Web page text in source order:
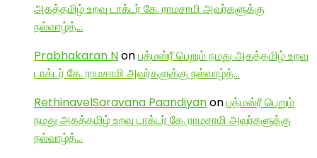
அகத்தமிழ் உறவு டாக்டர் கே. ராமசாமி அவர்களுக்கு
நல்வாழ்த்…
Prabhakaran Nonபத்மஸ்ரீ பெறும் நமது அகத்தமிழ் உறவு
டாக்டர் கே. ராமசாமி அவர்களுக்கு நல்வாழ்த்…
RethinavelSaravana Paandiyanonபத்மஸ்ரீ பெறும்
நமது அகத்தமிழ் உறவு டாக்டர் கே. ராமசாமி அவர்களுக்கு
நல்வாழ்த்…